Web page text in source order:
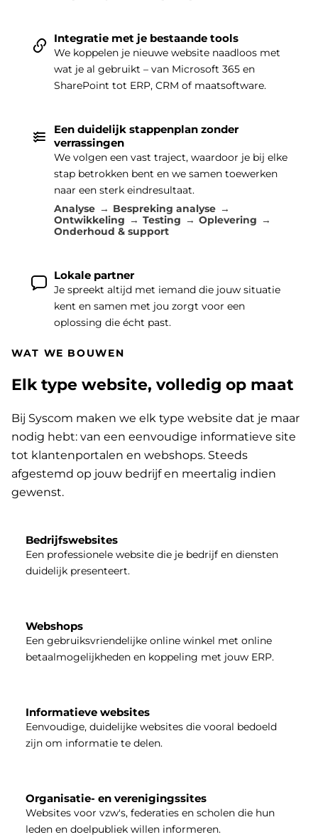
Integratie met je bestaande tools
We koppelen je nieuwe website naadloos met
wat je al gebruikt – van Microsoft 365 en
SharePoint tot ERP, CRM of maatsoftware.
Een duidelijk stappenplan zonder
verrassingen
We volgen een vast traject, waardoor je bij elke
stap betrokken bent en we samen toewerken
naar een sterk eindresultaat.
Analyse
Bespreking analyse
Ontwikkeling
Testing
Oplevering
Onderhoud & support
Lokale partner
Je spreekt altijd met iemand die jouw situatie
kent en samen met jou zorgt voor een
oplossing die écht past.
WAT WE BOUWEN
Elk type website, volledig op maat
Bij Syscom maken we elk type website dat je maar
nodig hebt: van een eenvoudige informatieve site
tot klantenportalen en webshops. Steeds
afgestemd op jouw bedrijf en meertalig indien
gewenst.
Bedrijfswebsites
Een professionele website die je bedrijf en diensten
duidelijk presenteert.
Webshops
Een gebruiksvriendelijke online winkel met online
betaalmogelijkheden en koppeling met jouw ERP.
Informatieve websites
Eenvoudige, duidelijke websites die vooral bedoeld
zijn om informatie te delen.
Organisatie- en verenigingssites
Websites voor vzw's, federaties en scholen die hun
leden en doelpubliek willen informeren.